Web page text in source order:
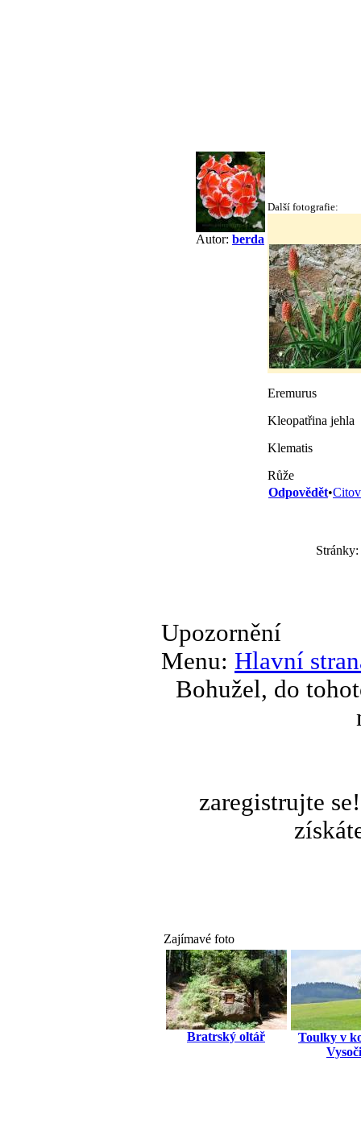
Autor: berda
Další fotografie:
Eremurus
Kleopatřina jehla
Klematis
Růže
Odpovědět•
Stránky:
Upozornění
Menu: Hlavní
Bohužel, do
zaregistrujte
Zajímavé foto
Bratrský oltář
Toulky v